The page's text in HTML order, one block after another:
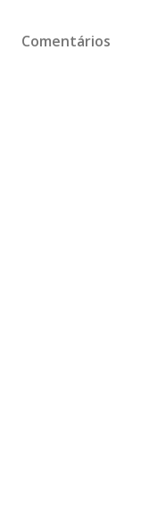
Comentários